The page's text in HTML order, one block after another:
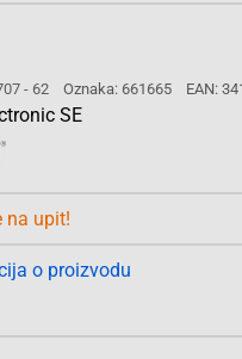
- 62 Oznaka: 661665 EAN:
SE
na upit!
o proizvodu